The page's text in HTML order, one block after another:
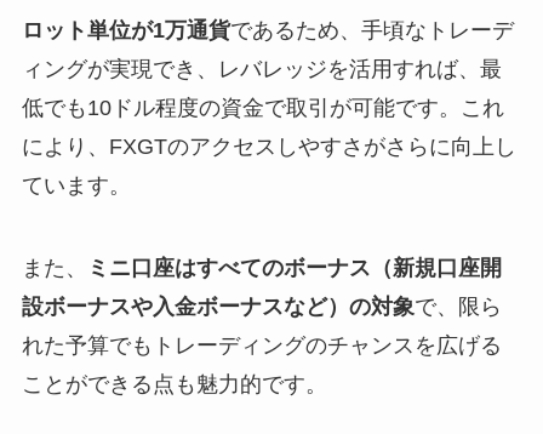
ロット単位が1万通貨であるため、手頃なトレーデ
ィングが実現でき、レバレッジを活用すれば、最
低でも10ドル程度の資金で取引が可能です。これ
により、FXGTのアクセスしやすさがさらに向上し
ています。
また、
ミニ口座はすべてのボーナス（新規口座開
設ボーナスや入金ボーナスなど）の対象で、限ら
れた予算でもトレーディングのチャンスを広げる
ことができる点も魅力的です。